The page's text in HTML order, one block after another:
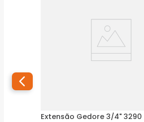
Extensão Gedore 3/4" 3290